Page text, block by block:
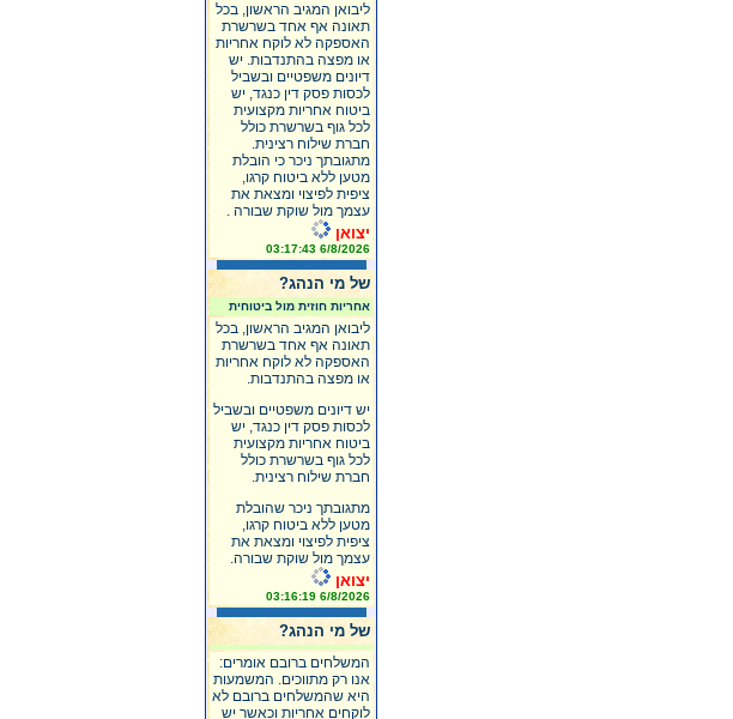
ליבואן המגיב הראשון, בכל
תאונה אף אחד בשרשרת
האספקה לא לוקח אחריות
או מפצה בהתנדבות. יש
דיונים משפטיים ובשביל
לכסות פסק דין כנגד, יש
ביטוח אחריות מקצועית
לכל גוף בשרשרת כולל
חברת שילוח רצינית.
מתגובתך ניכר כי הובלת
מטען ללא ביטוח קרגו,
ציפית לפיצוי ומצאת את
עצמך מול שוקת שבורה .
יצואן
6/8/2026 03:17:43
של מי הנהג?
אחריות חוזית מול ביטוחית
ליבואן המגיב הראשון, בכל
תאונה אף אחד בשרשרת
האספקה לא לוקח אחריות
או מפצה בהתנדבות.
יש דיונים משפטיים ובשביל
לכסות פסק דין כנגד, יש
ביטוח אחריות מקצועית
לכל גוף בשרשרת כולל
חברת שילוח רצינית.
מתגובתך ניכר שהובלת
מטען ללא ביטוח קרגו,
ציפית לפיצוי ומצאת את
עצמך מול שוקת שבורה.
יצואן
6/8/2026 03:16:19
של מי הנהג?
המשלחים ברובם אומרים:
אנו רק מתווכים. המשמעות
היא שהמשלחים ברובם לא
לוקחים אחריות וכאשר יש